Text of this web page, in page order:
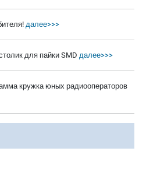
далее>>>
для пайки SMD далее>>>
кружка юных радиооператоров